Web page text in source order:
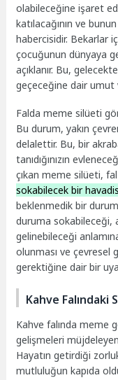
olabileceğine işaret
katılacağının ve
habercisidir. Bekarlar
çocuğunun dünyaya
açıklanır. Bu,
geçeceğine dair umut
Falda meme silüeti
Bu durum, yakın
delalettir. Bu, bir
tanıdığınızın
çıkan meme silüeti,
sokabilecek bir
beklenmedik bir
duruma sokabileceği,
gelinebileceği
olunması ve çevresel
gerektiğine dair bir
Kahve Falındaki
Kahve falında meme
gelişmeleri
Hayatın getirdiği
mutluluğun kapıda